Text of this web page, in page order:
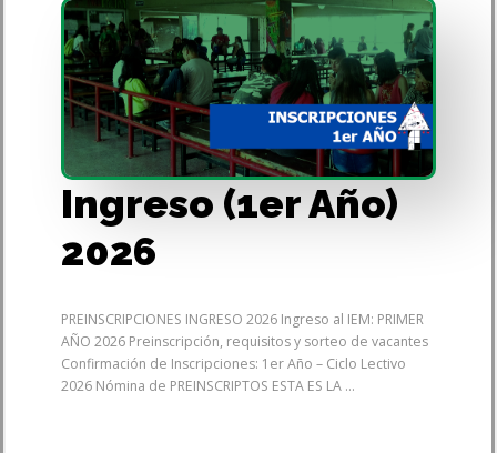
Ingreso (1er Año)
2026
PREINSCRIPCIONES INGRESO 2026 Ingreso al IEM: PRIMER
AÑO 2026 Preinscripción, requisitos y sorteo de vacantes
Confirmación de Inscripciones: 1er Año – Ciclo Lectivo
2026 Nómina de PREINSCRIPTOS ESTA ES LA ...